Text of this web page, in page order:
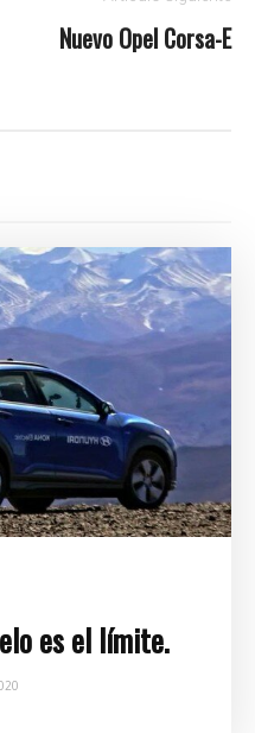
Nuevo Opel Corsa-E
es el límite.